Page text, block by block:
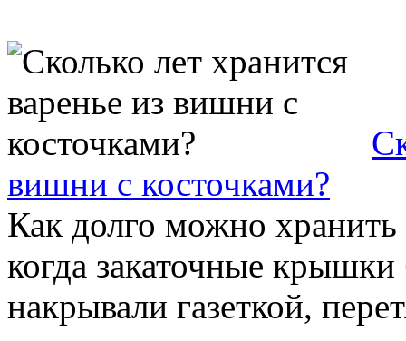
вишни с косточками?
Как долго можно хранить
когда закаточные
накрывали газеткой,